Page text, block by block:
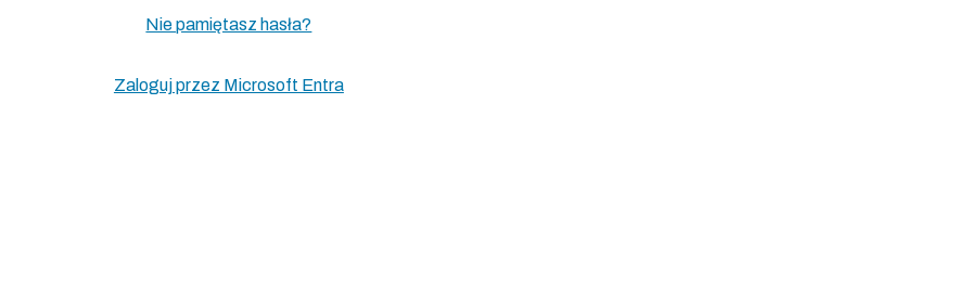
Nie pamiętasz hasła?
Zaloguj przez Microsoft Entra